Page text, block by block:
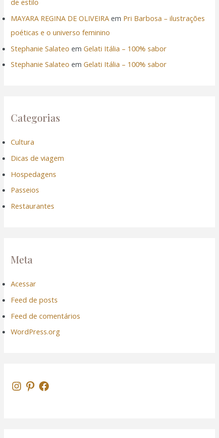
de estilo
MAYARA REGINA DE OLIVEIRA em Pri Barbosa – ilustrações
poéticas e o universo feminino
Stephanie Salateo emGelati Itália – 100% sabor
Stephanie Salateo emGelati Itália – 100% sabor
Categorias
Cultura
Dicas de viagem
Hospedagens
Passeios
Restaurantes
Meta
Acessar
Feed de posts
Feed de comentários
WordPress.org